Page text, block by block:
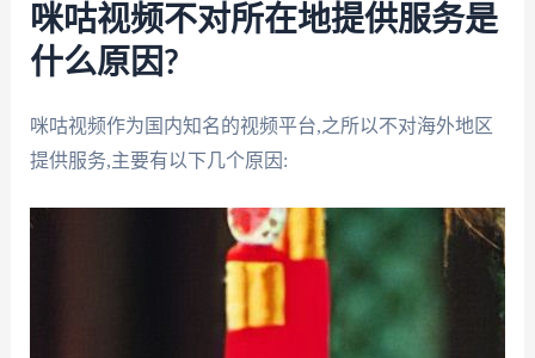
咪咕视频不对所在地提供服务是
什么原因?
咪咕视频作为国内知名的视频平台,之所以不对海外地区
提供服务,主要有以下几个原因: